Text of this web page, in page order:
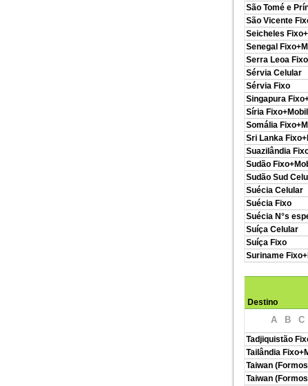
São Tomé e
São Vicente
Seicheles
Senegal
Serra Leoa
Sérvia Celular
Sérvia Fixo
Singapura
Síria
Somália
Sri Lanka
Suazilândia
Sudão
Sudão Sud
Suécia Celular
Suécia Fixo
Suécia N°s
Suíça Celular
Suíça Fixo
Suriname
Destino
A B C
Tadjiquistão
Tailândia
Taiwan
Taiwan